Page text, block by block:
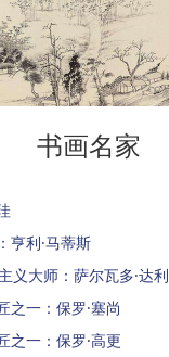
书画名家
亨利·马蒂斯
义大师：萨尔瓦多·达利
之一：保罗·塞尚
之一：保罗·高更